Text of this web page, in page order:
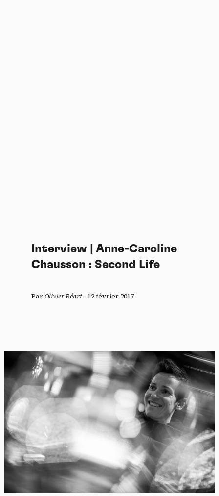
Interview | Anne-Caroline
Chausson : Second Life
ParOlivier Béart- 12 février 2017